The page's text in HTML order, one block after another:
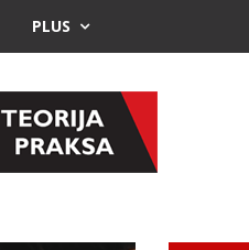
PLUS